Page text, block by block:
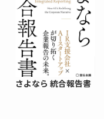
さよなら 統合報告書